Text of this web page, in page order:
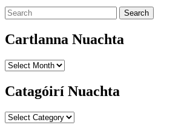
Search
Cartlanna Nuachta
Cartlanna
Catagóirí Nuachta
Catagóirí